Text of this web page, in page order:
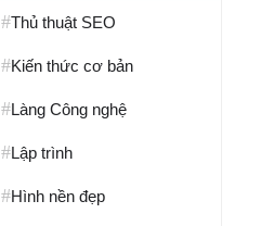
#Thủ thuật SEO
#Kiến thức cơ bản
#Làng Công nghệ
#Lập trình
#Hình nền đẹp